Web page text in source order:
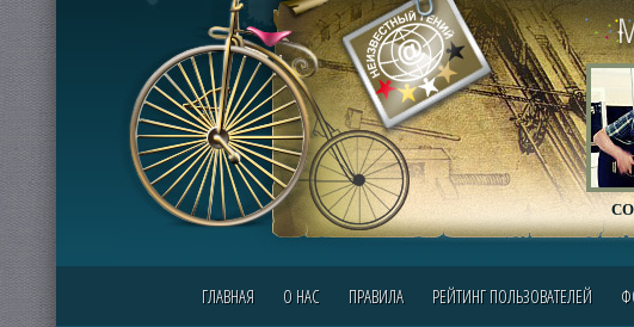
ГЛАВНАЯ О НАС ПРАВИЛА РЕЙТИНГ ПОЛЬЗОВАТЕЛЕЙ